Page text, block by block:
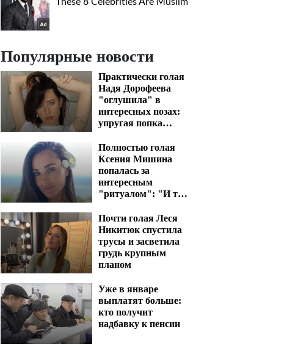
Популярные новости
Практически голая
Надя Дорофеева
"оглушила" в
интересных позах:
упругая попка
Полностью голая
Ксения Мишина
попалась за
интересным
"ритуалом": "И так
Почти голая Леся
Никитюк спустила
трусы и засветила
грудь крупным
планом
Уже в январе
выплатят больше:
кто получит
надбавку к пенсии